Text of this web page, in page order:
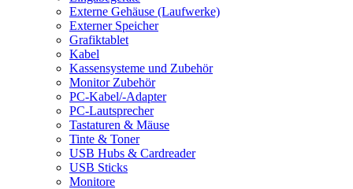
Externe Gehäuse (Laufwerke)
Externer Speicher
Grafiktablet
Kabel
Kassensysteme und Zubehör
Monitor Zubehör
PC-Kabel/-Adapter
PC-Lautsprecher
Tastaturen & Mäuse
Tinte & Toner
USB Hubs & Cardreader
USB Sticks
Monitore